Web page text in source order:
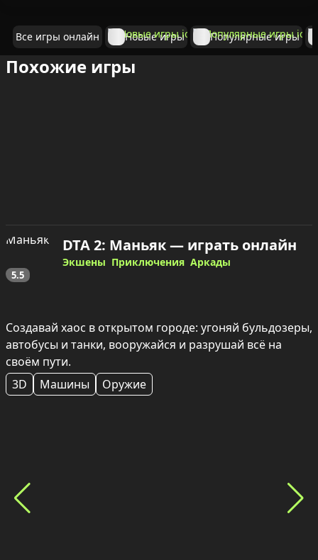
Все игры онлайн Новые игры Популярные игры
Похожие игры
5.5
DTA 2: Маньяк — играть онлайн
Экшены Приключения Аркады
Создавай хаос в открытом городе: угоняй бульдозеры,
автобусы и танки, вооружайся и разрушай всё на
своём пути.
3D
Машины Оружие